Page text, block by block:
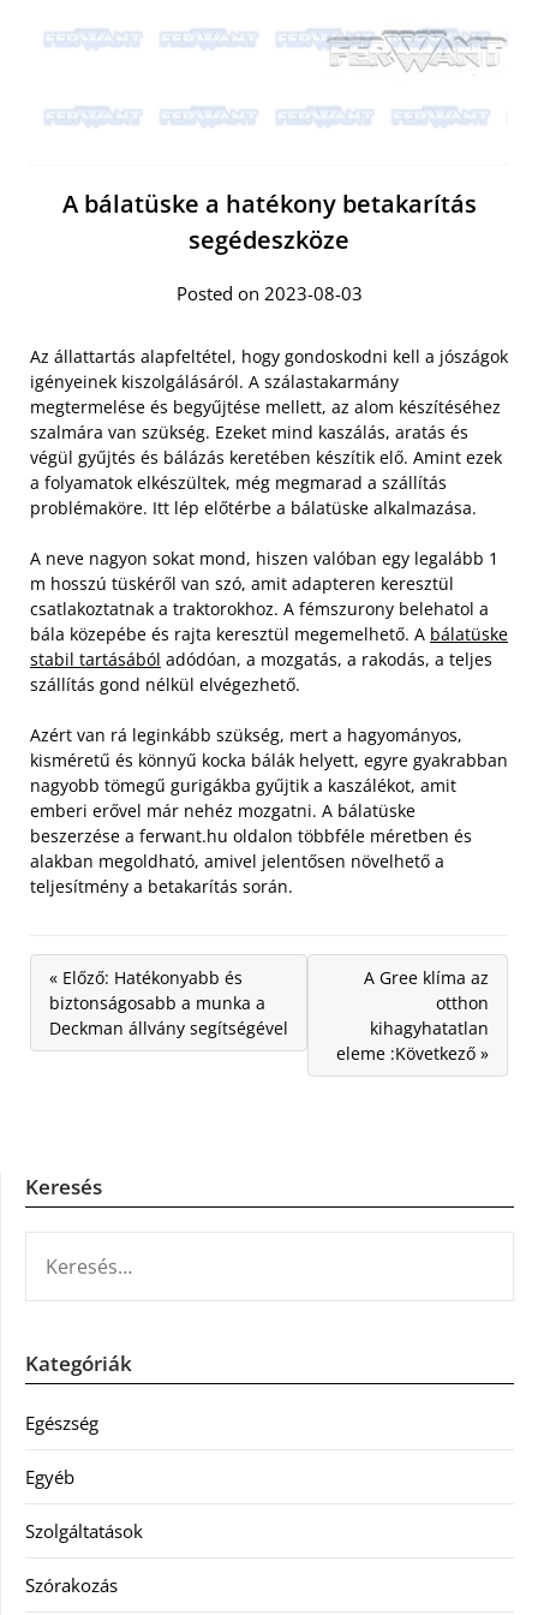
A bálatüske a hatékony betakarítás
segédeszköze
Posted on 2023-08-03
Az állattartás alapfeltétel, hogy gondoskodni kell a jószágok
igényeinek kiszolgálásáról. A szálastakarmány
megtermelése és begyűjtése mellett, az alom készítéséhez
szalmára van szükség. Ezeket mind kaszálás, aratás és
végül gyűjtés és bálázás keretében készítik elő. Amint ezek
a folyamatok elkészültek, még megmarad a szállítás
problémaköre. Itt lép előtérbe a bálatüske alkalmazása.
A neve nagyon sokat mond, hiszen valóban egy legalább 1
m hosszú tüskéről van szó, amit adapteren keresztül
csatlakoztatnak a traktorokhoz. A fémszurony belehatol a
bála közepébe és rajta keresztül megemelhető. A bálatüske
stabil tartásából adódóan, a mozgatás, a rakodás, a teljes
szállítás gond nélkül elvégezhető.
Azért van rá leginkább szükség, mert a hagyományos,
kisméretű és könnyű kocka bálák helyett, egyre gyakrabban
nagyobb tömegű gurigákba gyűjtik a kaszálékot, amit
emberi erővel már nehéz mozgatni. A bálatüske
beszerzése a ferwant.hu oldalon többféle méretben és
alakban megoldható, amivel jelentősen növelhető a
teljesítmény a betakarítás során.
« Előző: Hatékonyabb és
biztonságosabb a munka a
Deckman állvány segítségével
A Gree klíma az
otthon
kihagyhatatlan
eleme :Következő »
Keresés
Kategóriák
Egészség
Egyéb
Szolgáltatások
Szórakozás